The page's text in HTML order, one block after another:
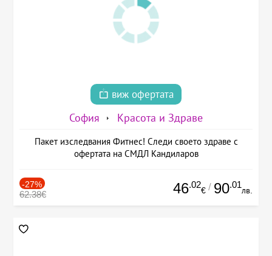
виж офертата
София Красота и Здраве
Пакет изследвания Фитнес! Следи своето здраве с
офертата на СМДЛ Кандиларов
-27%
62.38€ 46.02
€ / 90.01
лв.